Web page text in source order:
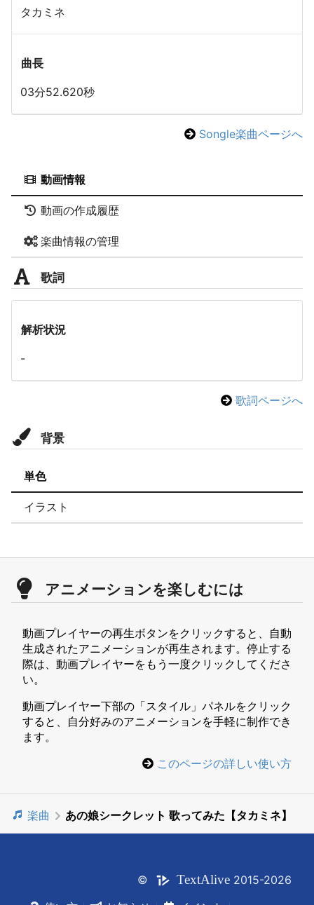
タカミネ
曲長
03分52.620秒
Songle楽曲ページへ
動画情報
動画の作成履歴
楽曲情報の管理
歌詞
解析状況
-
歌詞ページへ
背景
単色
イラスト
アニメーションを楽しむには
動画プレイヤーの再生ボタンをクリックすると、自動
生成されたアニメーションが再生されます。停止する
際は、動画プレイヤーをもう一度クリックしてくださ
い。
動画プレイヤー下部の「スタイル」パネルをクリック
すると、自分好みのアニメーションを手軽に制作でき
ます。
このページの詳しい使い方
楽曲 あの娘シークレット 歌ってみた【タカミネ】
© TextAlive 2015-2026